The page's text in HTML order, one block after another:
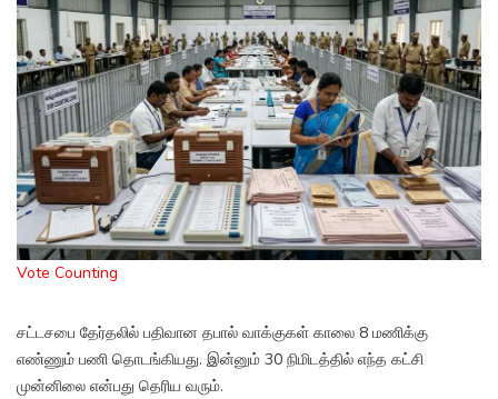
Vote Counting
சட்டசபை தேர்தலில் பதிவான தபால் வாக்குகள் காலை 8 மணிக்கு
எண்ணும் பணி தொடங்கியது. இன்னும் 30 நிமிடத்தில் எந்த கட்சி
முன்னிலை என்பது தெரிய வரும்.